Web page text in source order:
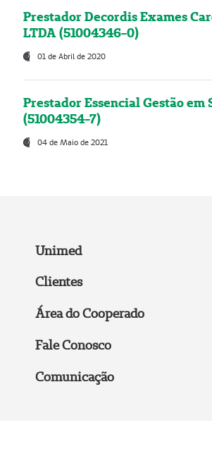
Prestador Decordis Exames
LTDA (51004346-0)
01 de Abril de 2020
Prestador Essencial Gestão em
(51004354-7)
04 de Maio de 2021
Unimed
Clientes
Área do Cooperado
Fale Conosco
Comunicação